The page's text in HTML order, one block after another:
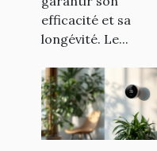
efficacité et sa
longévité. Le...